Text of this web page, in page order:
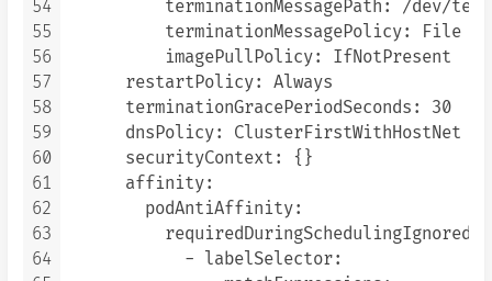
54
55
56
57
58
59
60
61
62
63
64
terminationMessagePath: /dev/
          terminationMessagePolicy: File
          imagePullPolicy: IfNotPresent
      restartPolicy: Always
      terminationGracePeriodSeconds: 30
      dnsPolicy: ClusterFirstWithHostNet
      securityContext: {}
      affinity:
        podAntiAffinity:
            - labelSelector: